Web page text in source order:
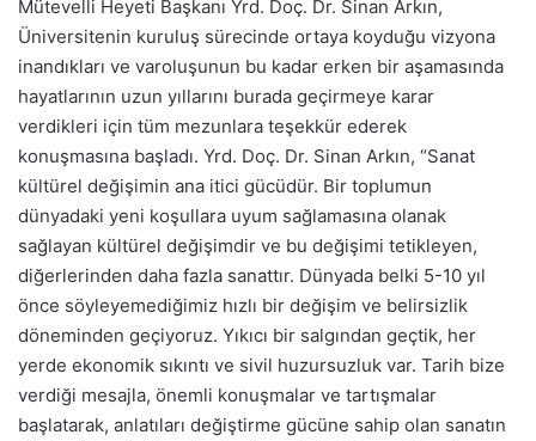
Mütevelli Heyeti Başkanı Yrd. Doç. Dr. Sinan Arkın,
Üniversitenin kuruluş sürecinde ortaya koyduğu vizyona
inandıkları ve varoluşunun bu kadar erken bir aşamasında
hayatlarının uzun yıllarını burada geçirmeye karar
verdikleri için tüm mezunlara teşekkür ederek
konuşmasına başladı. Yrd. Doç. Dr. Sinan Arkın, “Sanat
kültürel değişimin ana itici gücüdür. Bir toplumun
dünyadaki yeni koşullara uyum sağlamasına olanak
sağlayan kültürel değişimdir ve bu değişimi tetikleyen,
diğerlerinden daha fazla sanattır. Dünyada belki 5-10 yıl
önce söyleyemediğimiz hızlı bir değişim ve belirsizlik
döneminden geçiyoruz. Yıkıcı bir salgından geçtik, her
yerde ekonomik sıkıntı ve sivil huzursuzluk var. Tarih bize
verdiği mesajla, önemli konuşmalar ve tartışmalar
başlatarak, anlatıları değiştirme gücüne sahip olan sanatın